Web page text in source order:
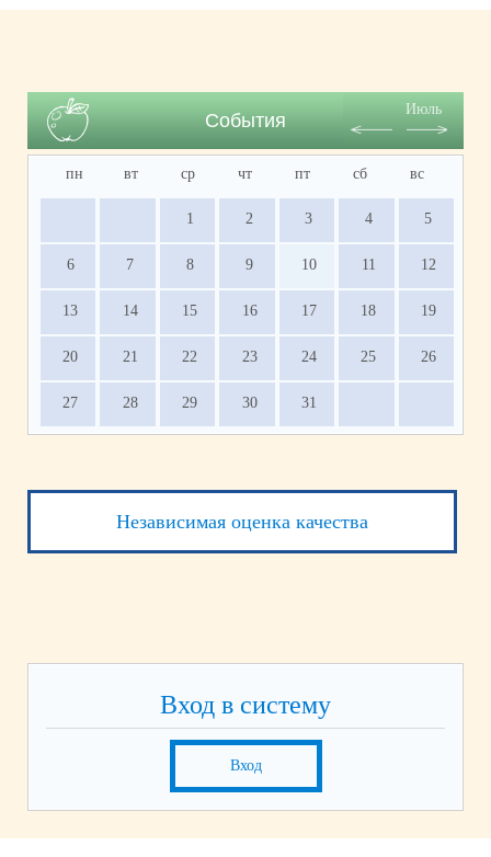
События
Июль
пн вт ср чт пт сб вс
1 2 3 4 5
6 7 8 9 10 11 12
13 14 15 16 17 18 19
20 21 22 23 24 25 26
27 28 29 30 31
Независимая оценка качества
Вход в систему
Вход